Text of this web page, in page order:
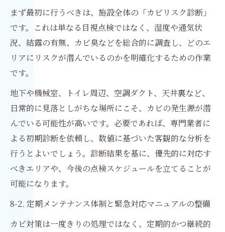
まず最初に行うべきは、施設全体の「カビリスク診断」
です。これは単なる目視点検ではなく、湿度や通気状
況、結露の有無、カビ臭などを総合的に調査し、どのエ
リアにリスクが潜んでいるのかを明確化するための作業
です。
地下や機械室、トイレ周辺、空調ダクト、天井裏など、
日常的に見落としがちな場所にこそ、カビの発生源が潜
んでいる可能性が高いです。必要であれば、専門業者に
よる初期診断を依頼し、数値に基づいた客観的な分析を
行うとよいでしょう。診断結果を基に、優先的に対応す
べきエリアや、今後の点検スケジュールを立てることが
可能になります。
8-2. 定期メンテナンス体制と緊急対応マニュアルの整備
カビ対策は一度きりの処理ではなく、定期的かつ継続的